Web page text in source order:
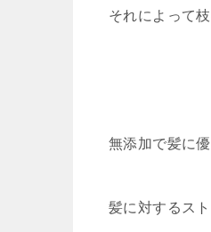
それによって
無添加で髪に
髪に対するス